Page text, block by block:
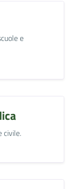
e
civile.